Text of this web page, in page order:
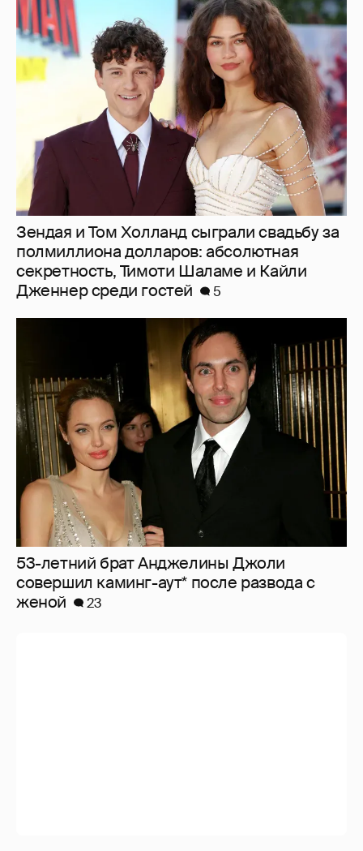
Зендая и Том Холланд сыграли свадьбу за
полмиллиона долларов: абсолютная
секретность, Тимоти Шаламе и Кайли
Дженнер среди гостей
53-летний брат Анджелины Джоли
совершил каминг-аут* после развода с
женой
23